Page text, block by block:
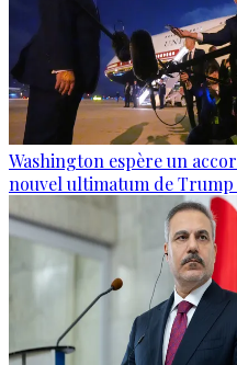
Washington espère un
nouvel ultimatum de